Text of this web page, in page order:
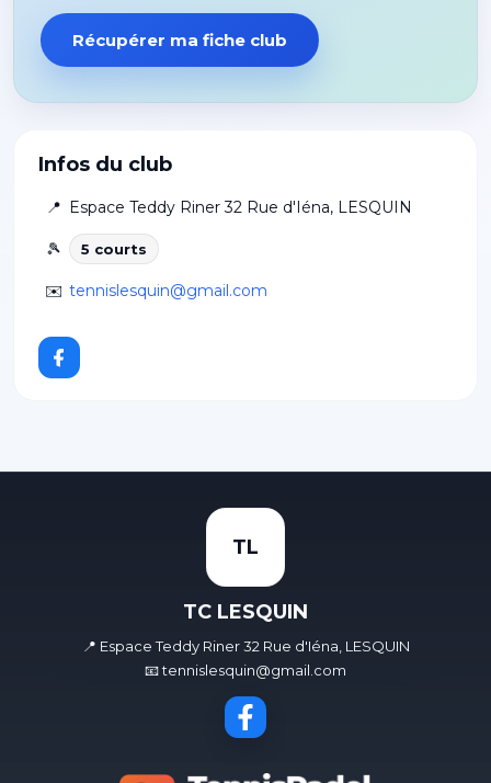
Infos du club
📍 Espace Teddy Riner 32 Rue d'Iéna, LESQUIN
🎾 5 courts
✉️ tennislesquin@gmail.com
Récupérer ma fiche club
TL
TC LESQUIN
📍 Espace Teddy Riner 32 Rue d'Iéna, LESQUIN
📧 tennislesquin@gmail.com